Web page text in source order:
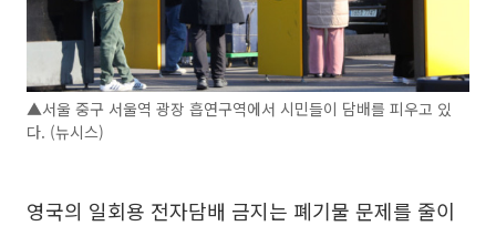
▲서울 중구 서울역 광장 흡연구역에서 시민들이 담배를 피우고 있
다. (뉴시스)
영국의 일회용 전자담배 금지는 폐기물 문제를 줄이